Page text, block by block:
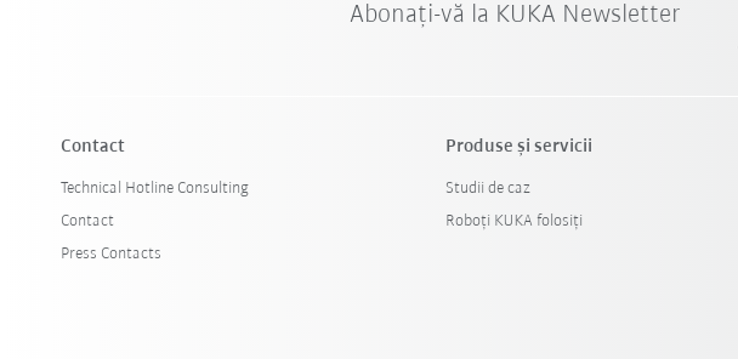
Abonați-vă la KUKA Newsletter
Contact
Technical Hotline Consulting
Contact
Press Contacts
Produse şi servicii
Studii de caz
Roboți KUKA folosiți